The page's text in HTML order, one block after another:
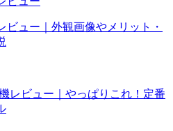
ビュー｜外観画像やメリット・
レビュー｜やっぱりこれ！定番